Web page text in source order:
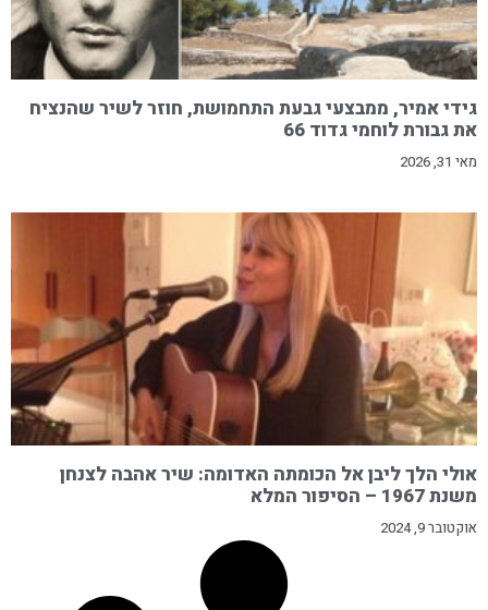
גידי אמיר, ממבצעי גבעת התחמושת, חוזר לשיר שהנציח
את גבורת לוחמי גדוד 66
מאי 31, 2026
אולי הלך ליבן אל הכומתה האדומה: שיר אהבה לצנחן
משנת 1967 – הסיפור המלא
אוקטובר 9, 2024